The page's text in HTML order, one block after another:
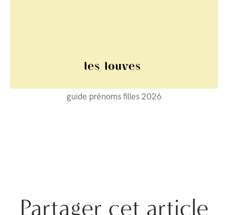
guide prénoms filles 2026
Partager cet article